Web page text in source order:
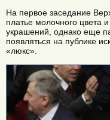
На первое заседание
платье молочного цвета
украшений, однако еще
появляться на публике
«люкс».